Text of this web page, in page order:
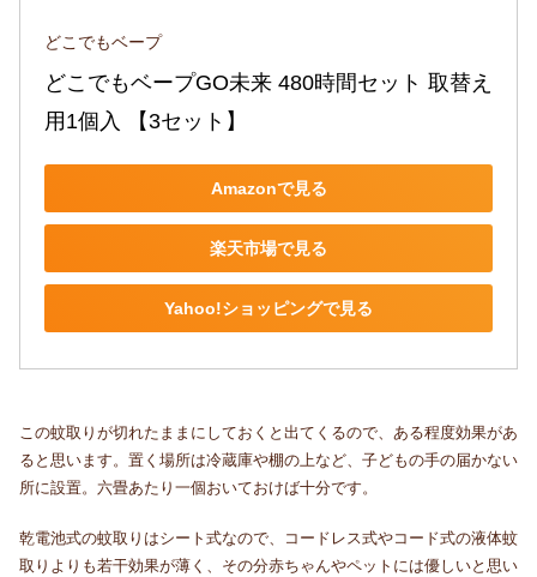
どこでもベープ
どこでもベープGO未来 480時間セット 取替え
用1個入 【3セット】
Amazonで見る
楽天市場で見る
Yahoo!ショッピングで見る
この蚊取りが切れたままにしておくと出てくるので、ある程度効果があ
ると思います。 置く場所は冷蔵庫や棚の上など、子どもの手の届かない
所に設置。六畳あたり一個おいておけば十分です。
乾電池式の蚊取りはシート式なので、コードレス式やコード式の液体蚊
取りよりも若干効果が薄く、その分赤ちゃんやペットには優しいと思い